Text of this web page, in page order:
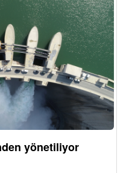
yönetiliyor